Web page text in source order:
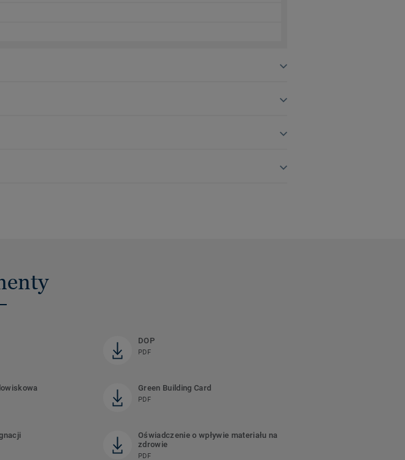
DOP
PDF
Green Building Card
PDF
Oświadczenie o wpływie materiału na
zdrowie
PDF